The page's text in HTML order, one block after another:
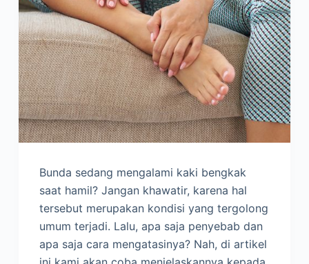
Bunda sedang mengalami kaki bengkak
saat hamil? Jangan khawatir, karena hal
tersebut merupakan kondisi yang tergolong
umum terjadi. Lalu, apa saja penyebab dan
apa saja cara mengatasinya? Nah, di artikel